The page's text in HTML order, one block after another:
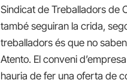
Sindicat de Treballadors de
també seguiran la crida,
treballadors és que no
Atento. El conveni
hauria de fer una oferta de